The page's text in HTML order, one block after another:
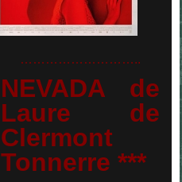
………………………..
NEVADA de
Laure de
Clermont
Tonnerre ***